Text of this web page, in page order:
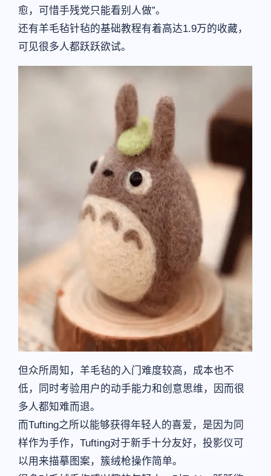
愈，可惜手残党只能看别人做”。
还有羊毛毡针毡的基础教程有着高达1.9万的收藏，
可见很多人都跃跃欲试。
但众所周知，羊毛毡的入门难度较高，成本也不
低，同时考验用户的动手能力和创意思维，因而很
多人都知难而退。
而Tufting之所以能够获得年轻人的喜爱，是因为同
样作为手作，Tufting对于新手十分友好，投影仪可
以用来描摹图案，簇绒枪操作简单。